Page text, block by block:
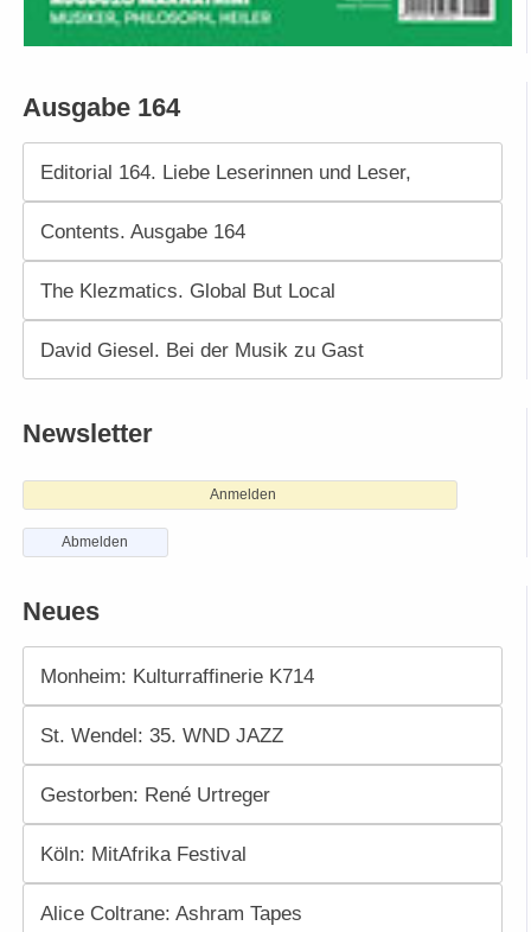
Ausgabe 164
Editorial 164. Liebe Leserinnen und Leser,
Contents. Ausgabe 164
The Klezmatics. Global But Local
David Giesel. Bei der Musik zu Gast
Newsletter
Anmelden
Abmelden
Neues
Monheim: Kulturraffinerie K714
St. Wendel: 35. WND JAZZ
Gestorben: René Urtreger
Köln: MitAfrika Festival
Alice Coltrane: Ashram Tapes